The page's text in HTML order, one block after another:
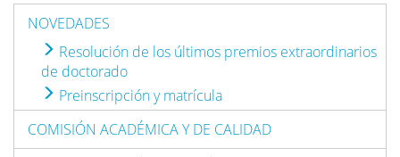
NOVEDADES
Resolución de los últimos premios extraordinarios
de doctorado
Preinscripción y matrícula
COMISIÓN ACADÉMICA Y DE CALIDAD